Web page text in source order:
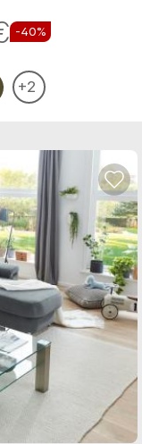
-40%
+2